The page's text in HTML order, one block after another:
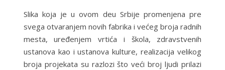
Slika koja je u ovom deu Srbije promenjena pre
svega otvaranjem novih fabrika i većeg broja radnih
mesta, uređenjem vrtića i škola, zdravstvenih
ustanova kao i ustanova kulture, realizacija velikog
broja projekata su razlozi što veći broj ljudi prilazi